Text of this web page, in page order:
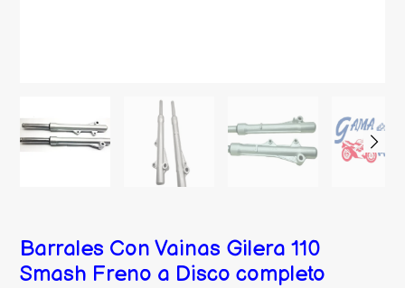
Barrales Con Vainas Gilera 110
Smash Freno a Disco completo